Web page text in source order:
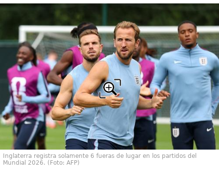
Inglaterra registra solamente 6 fueras de lugar en los partidos del
Mundial 2026. (Foto: AFP)